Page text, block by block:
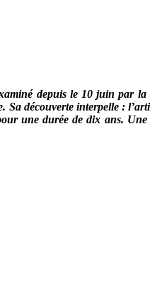
depuis le 10 juin par la
Sa découverte interpelle :
une durée de dix ans. Une